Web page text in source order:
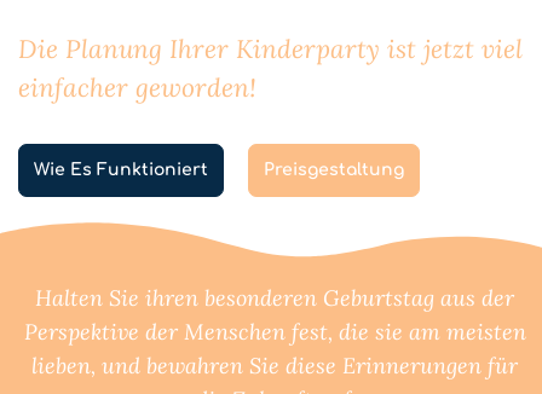
Die Planung Ihrer Kinderparty ist jetzt viel
einfacher geworden!
Wie Es Funktioniert Preisgestaltung
Halten Sie ihren besonderen Geburtstag aus der
Perspektive der Menschen fest, die sie am meisten
lieben, und bewahren Sie diese Erinnerungen für